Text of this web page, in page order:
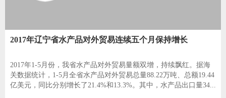
2017年辽宁省水产品对外贸易连续五个月保持增长
2017年1-5月份，我省水产品对外贸易量额双增，持续飘红。据海
关数据统计，1-5月全省水产品对外贸易总量88.22万吨、总额19.44
亿美元，同比分别增长了21.4%和13.3%。其中，水产品出口量34...